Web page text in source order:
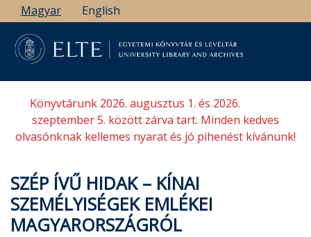
Ugrás
a
tartalomra
Magyar English
Könyvtárunk 2026. augusztus 1. és 2026.
szeptember 5. között zárva tart. Minden kedves
olvasónknak kellemes nyarat és jó pihenést kívánunk!
SZÉP ÍVŰ HIDAK – KÍNAI
SZEMÉLYISÉGEK EMLÉKEI
MAGYARORSZÁGRÓL